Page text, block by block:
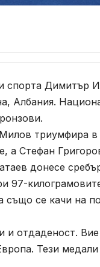
Димитър
Албания.
триумфира
а Стефан
донесе
97-
се качи на
отдаденост.
Тези